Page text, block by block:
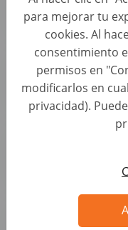
para mejorar tu
cookies. Al
consentimiento
permisos en
modificarlos en
privacidad).
AUTO1 Group
Sales Project
Desarrollo de negocio y
AUTO1 Group
Operations
Expansion
Desarrollo de negocio y